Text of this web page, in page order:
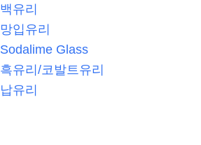
백유리
망입유리
Sodalime Glass
흑유리/코발트유리
납유리